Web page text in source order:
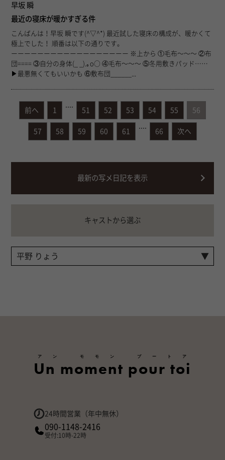
早坂 瞬
最近の寝床が暖かすぎる件
こんばんは！早坂 瞬です(^▽^*) 最近試した寝床の構成が、暖かくて
極上でした！ 順番は以下の通りです。
ーーーーーーーーーーーーーーーーーー ※上から ①毛布〜〜〜 ②布
団==== ③自分の身体(_ _).｡o○ ④毛布〜〜〜 ⑤冬用敷きパッド……
▶︎最悪無くてもいいかも ⑥敷布団______...
前へ 1 51 52 53 54 55 56
57 58 59 60 61 66 次へ
最新の写メ日記を表示
キャストから選ぶ
Un moment pour toi
アン モモン プートア
24時間営業（年中無休）
090-1148-2416
受付:10時-22時